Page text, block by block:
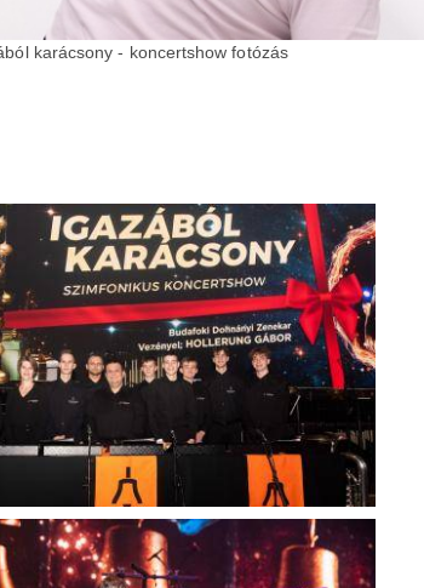
karácsony - koncertshow fotózás